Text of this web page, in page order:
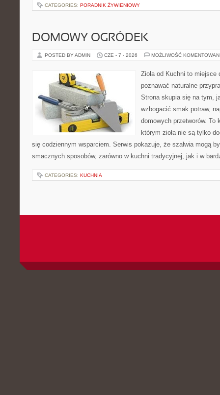
CATEGORIES: PORADNIK ŻYWIENIOWY
DOMOWY OGRÓDEK
POSTED BY ADMIN CZE - 7 - 2026 MOŻLIWOŚĆ
Zioła od Kuchni to
poznawać naturalne
Strona skupia się na tym,
wzbogacić smak potraw,
domowych przetworów. To
którym zioła nie są tylko
się codziennym wsparciem. Serwis pokazuje, że szałwia mogą
smacznych sposobów, zarówno w kuchni tradycyjnej, jak i w
CATEGORIES: KUCHNIA